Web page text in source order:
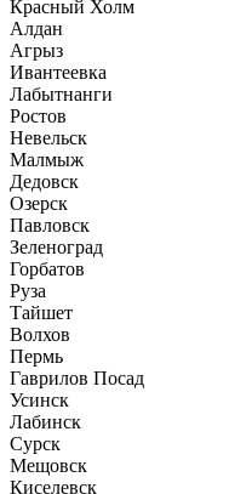
Красный Холм
Алдан
Агрыз
Ивантеевка
Лабытнанги
Ростов
Невельск
Малмыж
Дедовск
Озерск
Павловск
Зеленоград
Горбатов
Руза
Тайшет
Волхов
Пермь
Гаврилов Посад
Усинск
Лабинск
Сурск
Мещовск
Киселевск